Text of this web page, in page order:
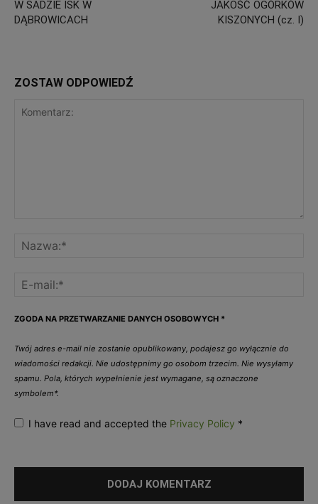
W SADZIE ISK W
DĄBROWICACH
JAKOŚĆ OGÓRKÓW
KISZONYCH (cz. I)
ZOSTAW ODPOWIEDŹ
ZGODA NA PRZETWARZANIE DANYCH OSOBOWYCH *
Twój adres e-mail nie zostanie opublikowany, podajesz go wyłącznie do
wiadomości redakcji. Nie udostępnimy go osobom trzecim. Nie wysyłamy
spamu. Pola, których wypełnienie jest wymagane, są oznaczone
symbolem*.
I have read and accepted the Privacy Policy *